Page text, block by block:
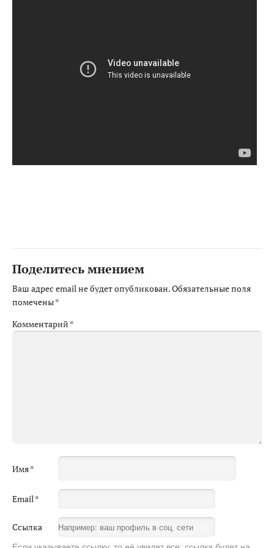
Поделитесь мнением
Ваш адрес email не будет опубликован.Обязательные поля
помечены*
Комментарий *
Имя*
Email*
Ссылка